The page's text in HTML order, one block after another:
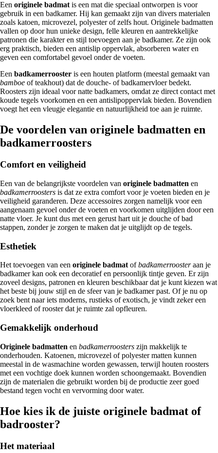
Een originele badmatis een mat die speciaal ontworpen is voor
gebruik in een badkamer. Hij kan gemaakt zijn van divers materialen
zoals katoen, microvezel, polyester of zelfs hout. Originele badmatten
vallen op door hun unieke design, felle kleuren en aantrekkelijke
patronen die karakter en stijl toevoegen aan je badkamer. Ze zijn ook
erg praktisch, bieden een antislip oppervlak, absorberen water en
geven een comfortabel gevoel onder de voeten.
Een badkamerrooster is een houten platform (meestal gemaakt van
bamboe of teakhout) dat de douche- of badkamervloer bedekt.
Roosters zijn ideaal voor natte badkamers, omdat ze direct contact met
koude tegels voorkomen en een antislipoppervlak bieden. Bovendien
voegt het een vleugje elegantie en natuurlijkheid toe aan je ruimte.
De voordelen van originele badmatten en
badkamerroosters
Comfort en veiligheid
Een van de belangrijkste voordelen van originele badmatten en
badkamerroosters is dat ze extra comfort voor je voeten bieden en je
veiligheid garanderen. Deze accessoires zorgen namelijk voor een
aangenaam gevoel onder de voeten en voorkomen uitglijden door een
natte vloer. Je kunt dus met een gerust hart uit je douche of bad
stappen, zonder je zorgen te maken dat je uitglijdt op de tegels.
Esthetiek
Het toevoegen van een originele badmat ofbadkamerroosteraan je
badkamer kan ook een decoratief en persoonlijk tintje geven. Er zijn
zoveel designs, patronen en kleuren beschikbaar dat je kunt kiezen wat
het beste bij jouw stijl en de sfeer van je badkamer past. Of je nu op
zoek bent naar iets moderns, rustieks of exotisch, je vindt zeker een
vloerkleed of rooster dat je ruimte zal opfleuren.
Gemakkelijk onderhoud
Originele badmatten en badkamerroosters zijn makkelijk te
onderhouden. Katoenen, microvezel of polyester matten kunnen
meestal in de wasmachine worden gewassen, terwijl houten roosters
met een vochtige doek kunnen worden schoongemaakt. Bovendien
zijn de materialen die gebruikt worden bij de productie zeer goed
bestand tegen vocht en vervorming door water.
Hoe kies ik de juiste originele badmat of
badrooster?
Het materiaal